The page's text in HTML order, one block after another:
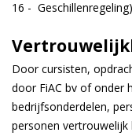
16 -
Door cursisten,
door FiAC bv of onder
bedrijfsonderdelen,
personen vertrouwelijk